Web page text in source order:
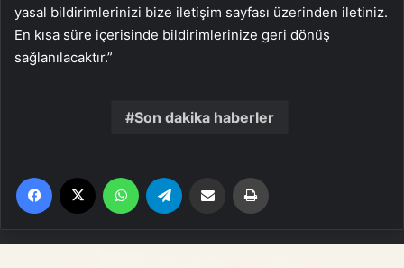
yasal bildirimlerinizi bize iletişim sayfası üzerinden iletiniz.
En kısa süre içerisinde bildirimlerinize geri dönüş
sağlanılacaktır.”
Son dakika haberler
Facebook WhatsApp Email'den paylaş